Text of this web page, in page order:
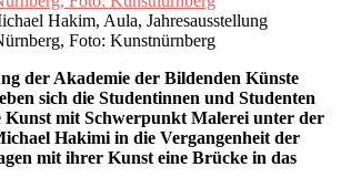
Hakim, Aula, Jahresausstellung
Foto: Kunstnürnberg
der Akademie der Bildenden Künste
sich die Studentinnen und Studenten
Kunst mit Schwerpunkt Malerei unter der
Hakimi in die Vergangenheit der
mit ihrer Kunst eine Brücke in das